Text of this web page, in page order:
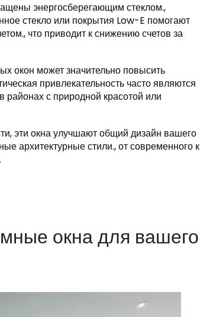
энергосберегающим стеклом.,
стекло или покрытия Low-E помогают
что приводит к снижению счетов за
окон может значительно повысить
привлекательность часто являются
районах с природной красотой или
эти окна улучшают общий дизайн вашего
архитектурные стили., от современного к
окна для вашего